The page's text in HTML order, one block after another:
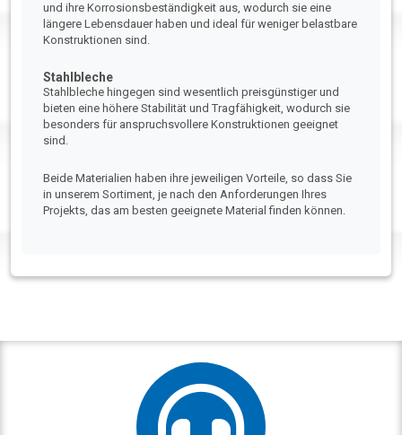
und ihre Korrosionsbeständigkeit aus, wodurch sie eine
längere Lebensdauer haben und ideal für weniger belastbare
Konstruktionen sind.
Stahlbleche
Stahlbleche hingegen sind wesentlich preisgünstiger und
bieten eine höhere Stabilität und Tragfähigkeit, wodurch sie
besonders für anspruchsvollere Konstruktionen geeignet
sind.
Beide Materialien haben ihre jeweiligen Vorteile, so dass Sie
in unserem Sortiment, je nach den Anforderungen Ihres
Projekts, das am besten geeignete Material finden können.